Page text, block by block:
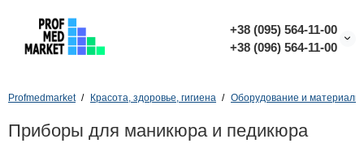
+38 (095) 564-11-00
+38 (096) 564-11-00
Profmedmarket Красота, здоровье, гигиена Оборудование и
Приборы для маникюра и педикюра